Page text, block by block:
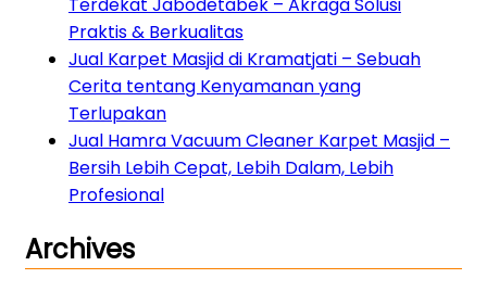
Terdekat Jabodetabek – Akraga Solusi
Praktis & Berkualitas
Jual Karpet Masjid di Kramatjati – Sebuah
Cerita tentang Kenyamanan yang
Terlupakan
Jual Hamra Vacuum Cleaner Karpet Masjid –
Bersih Lebih Cepat, Lebih Dalam, Lebih
Profesional
Archives